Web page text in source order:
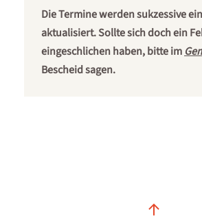
Die Termine werden sukzessive
aktualisiert. Sollte sich doch ein
eingeschlichen haben, bitte im
Bescheid sagen.